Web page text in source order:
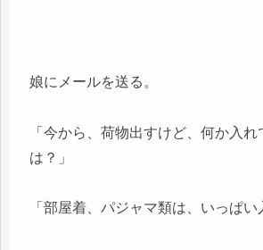
娘にメールを送る。
「今から、荷物出すけど、何か入
は？」
「部屋着、パジャマ類は、いっぱい